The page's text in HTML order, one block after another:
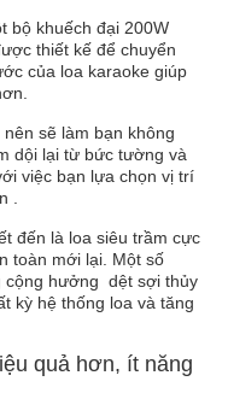
bộ khuếch đại 200W
thiết kế để chuyển
của loa karaoke giúp
sẽ làm bạn không
dội lại từ bức tường và
việc bạn lựa chọn vị trí
.
đến là loa siêu trầm cực
toàn mới lại. Một số
cộng hưởng dệt sợi thủy
kỳ hệ thống loa và tăng
quả hơn, ít năng